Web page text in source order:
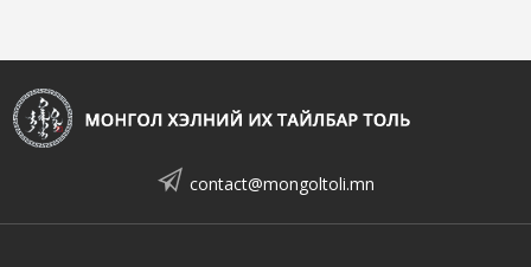
contact@mongoltoli.mn